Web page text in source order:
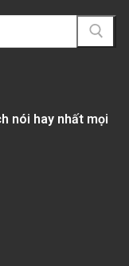
nói hay nhất mọi